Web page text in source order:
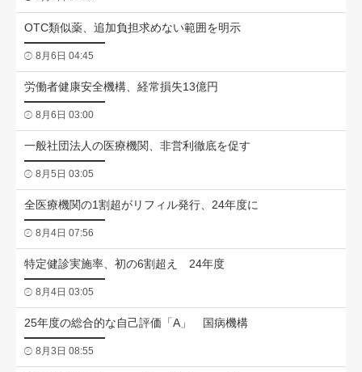
OTC類似薬、追加負担求めない範囲を明示
8月6日 04:45
労働者健康安全機構、経常損失13億円
8月6日 03:00
一般社団法人の医療機関、非営利徹底を促す
8月5日 03:05
全医療機関の1割超がリフィル発行、24年度に
8月4日 07:56
特定健診実施率、初の6割超え 24年度
8月4日 03:05
25年度の総合的な自己評価「A」 国病機構
8月3日 08:55